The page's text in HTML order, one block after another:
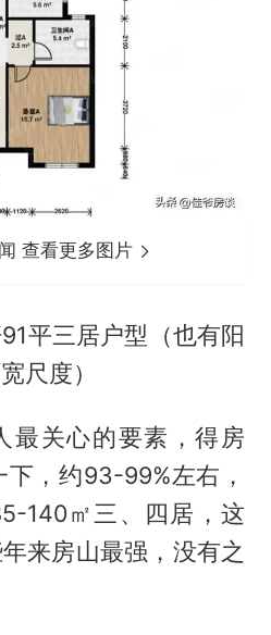
查看更多图片
平三居户型（也有阳
尺度）
最关心的要素，得房
，约93-99%左右，
140㎡三、四居，这
来房山最强，没有之